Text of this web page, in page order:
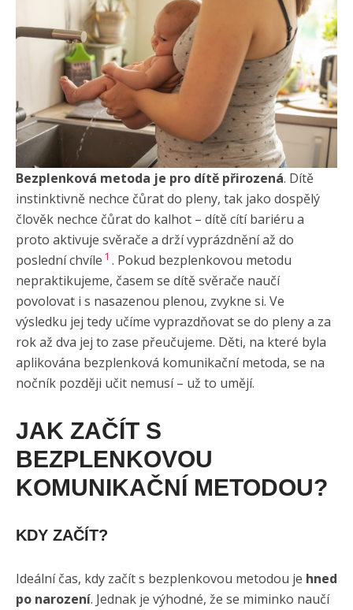
Bezplenková metoda je pro dítě přirozená. Dítě
instinktivně nechce čůrat do pleny, tak jako dospělý
člověk nechce čůrat do kalhot – dítě cítí bariéru a
proto aktivuje svěrače a drží vyprázdnění až do
poslední chvíle 1 . Pokud bezplenkovou metodu
nepraktikujeme, časem se dítě svěrače naučí
povolovat i s nasazenou plenou, zvykne si. Ve
výsledku jej tedy učíme vyprazdňovat se do pleny a za
rok až dva jej to zase přeučujeme. Děti, na které byla
aplikována bezplenková komunikační metoda, se na
nočník později učit nemusí – už to umějí.
JAK ZAČÍT S
BEZPLENKOVOU
KOMUNIKAČNÍ METODOU?
KDY ZAČÍT?
Ideální čas, kdy začít s bezplenkovou metodou je hned
po narození. Jednak je výhodné, že se miminko naučí